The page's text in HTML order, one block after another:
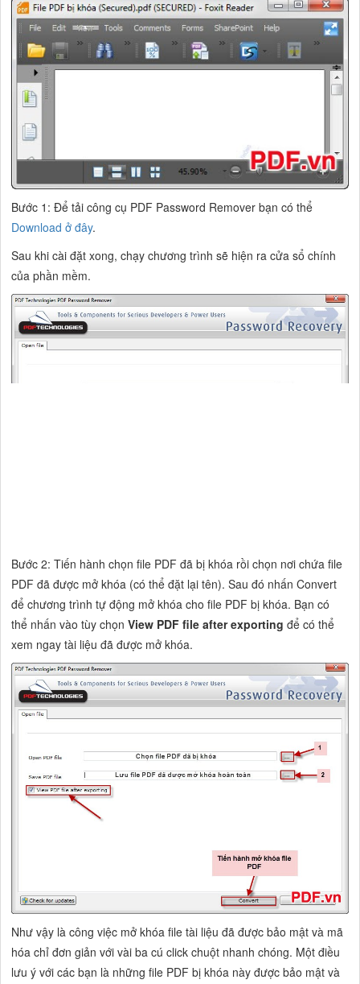
Bước 1: Để tải công cụ PDF Password Remover bạn có thể
Download ở đây.
Sau khi cài đặt xong, chạy chương trình sẽ hiện ra cửa sổ chính
của phần mềm.
Bước 2: Tiến hành chọn file PDF đã bị khóa rồi chọn nơi chứa file
PDF đã được mở khóa (có thể đặt lại tên). Sau đó nhấn Convert
để chương trình tự động mở khóa cho file PDF bị khóa. Bạn có
thể nhấn vào tùy chọnView PDF file after exporting để có thể
xem ngay tài liệu đã được mở khóa.
Như vậy là công việc mở khóa file tài liệu đã được bảo mật và mã
hóa chỉ đơn giản với vài ba cú click chuột nhanh chóng. Một điều
lưu ý với các bạn là những file PDF bị khóa này được bảo mật và